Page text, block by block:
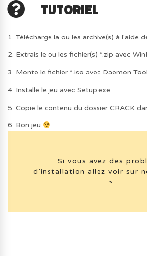
TUTORIEL
1. Télécharge la ou les archive(s) à l'aide
2. Extrais le ou les fichier(s) *.zip avec
3. Monte le fichier *.iso avec Daemon
4. Installe le jeu avec Setup.exe.
5. Copie le contenu du dossier CRACK
6. Bon jeu
Si vous avez des
d’installation allez voir sur
>